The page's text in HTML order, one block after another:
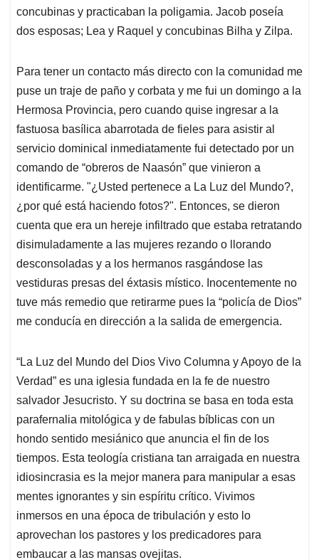
concubinas y practicaban la poligamia. Jacob poseía
dos esposas; Lea y Raquel y concubinas Bilha y Zilpa.
Para tener un contacto más directo con la comunidad me
puse un traje de paño y corbata y me fui un domingo a la
Hermosa Provincia, pero cuando quise ingresar a la
fastuosa basílica abarrotada de fieles para asistir al
servicio dominical inmediatamente fui detectado por un
comando de “obreros de Naasón” que vinieron a
identificarme. "¿Usted pertenece a La Luz del Mundo?,
¿por qué está haciendo fotos?". Entonces, se dieron
cuenta que era un hereje infiltrado que estaba retratando
disimuladamente a las mujeres rezando o llorando
desconsoladas y a los hermanos rasgándose las
vestiduras presas del éxtasis místico. Inocentemente no
tuve más remedio que retirarme pues la “policía de Dios”
me conducía en dirección a la salida de emergencia.
“La Luz del Mundo del Dios Vivo Columna y Apoyo de la
Verdad” es una iglesia fundada en la fe de nuestro
salvador Jesucristo. Y su doctrina se basa en toda esta
parafernalia mitológica y de fabulas bíblicas con un
hondo sentido mesiánico que anuncia el fin de los
tiempos. Esta teología cristiana tan arraigada en nuestra
idiosincrasia es la mejor manera para manipular a esas
mentes ignorantes y sin espíritu crítico. Vivimos
inmersos en una época de tribulación y esto lo
aprovechan los pastores y los predicadores para
embaucar a las mansas ovejitas.